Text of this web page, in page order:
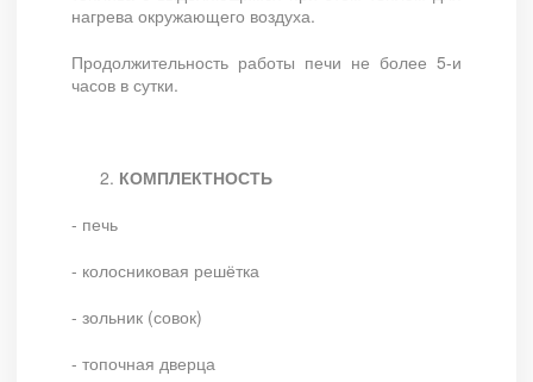
нагрева окружающего воздуха.
Продолжительность работы печи не более 5-и
часов в сутки.
КОМПЛЕКТНОСТЬ
- печь
- колосниковая решётка
- зольник (совок)
- топочная дверца